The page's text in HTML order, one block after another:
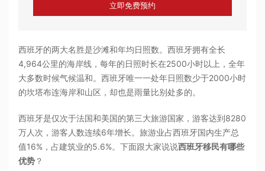
立即免费预约
西班牙的两大名胜是沙滩和年均日照数。西班牙拥有全长
4,964公里的海岸线，每年的日照时长在2500小时以上，全年
大多数时候气候温和。西班牙唯一一处年日照数少于2000小时
的坎塔布连海岸和山区，却也是雨量比别处多的。
西班牙是仅次于法国和美国的第三大旅游国家，游客达到8280
万人次，游客人数连续6年增长。旅游业占西班牙国内生产总
值16%，占建筑业的5.6%。下面跟大家说说西班牙移民有哪些
优势 ？